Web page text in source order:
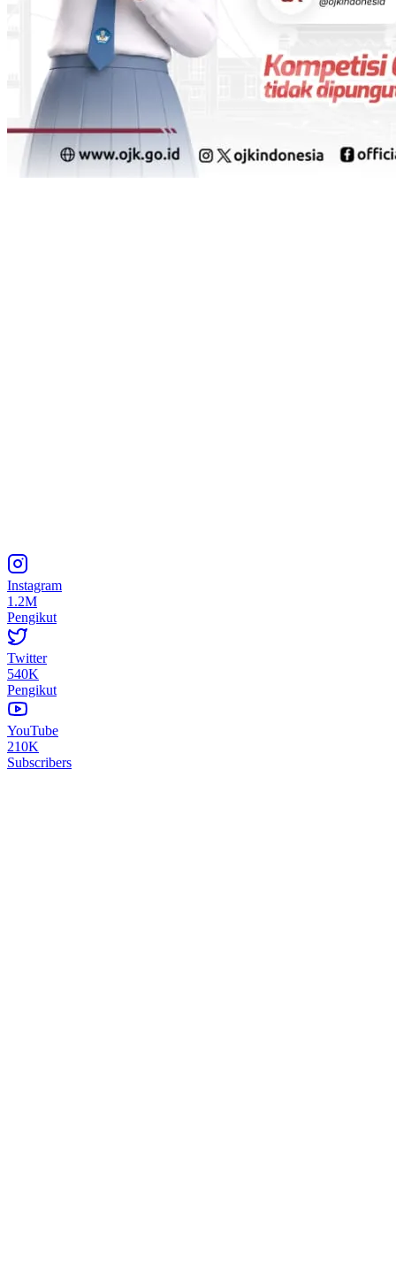
Instagram
1.2M
Pengikut
Twitter
540K
Pengikut
YouTube
210K
Subscribers